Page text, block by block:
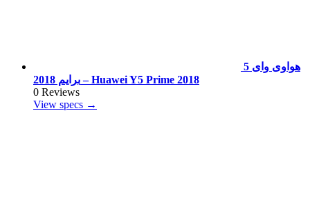
هواوى واى 5
برايم 2018 – Huawei Y5 Prime 2018
0 Reviews
View specs →